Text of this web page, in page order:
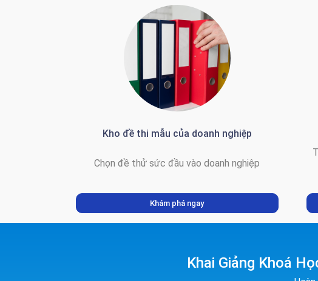
Kho đề thi mẫu của doanh nghiệp
Chọn đề thử sức đầu vào doanh nghiệp
Khám phá ngay
Khai Giảng Khoá